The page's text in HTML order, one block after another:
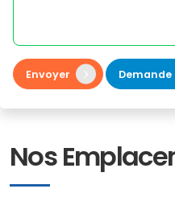
Envoyer
Nos